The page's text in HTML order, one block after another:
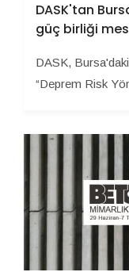
DASK'tan
güç birliği
DASK,
“Deprem Risk